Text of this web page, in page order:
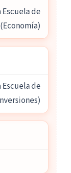
de
de